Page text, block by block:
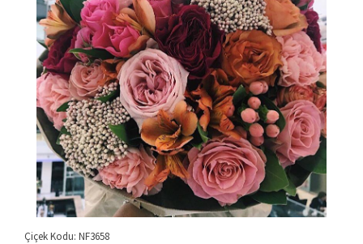
Çiçek Kodu: NF3658